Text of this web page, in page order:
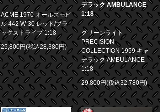
ACME 1970 オールズモビ
ル 442 W-30 レッド/ブラ
ックストライプ 1:18
25,800円(税込28,380円)
デラック AMBULANCE
1:18
グリーンライト
PRECISION
COLLECTION 1959 キャ
デラック AMBULANCE
1:18
29,800円(税込32,780円)